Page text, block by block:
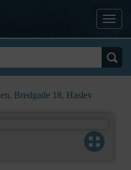
Bredgade 18, Haslev